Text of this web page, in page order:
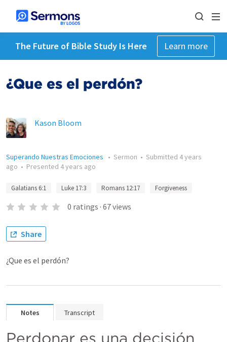
The Future of Bible Study Is Here Learn more
¿Que es el perdón?
Kason Bloom
Superando Nuestras Emociones • Sermon • Submitted 4 years
ago • Presented 4 years ago
Galatians 6:1 Luke 17:3 Romans 12:17 Forgiveness
0 ratings · 67views
Share
¿Que es el perdón?
Notes Transcript
Perdonar es una decisión